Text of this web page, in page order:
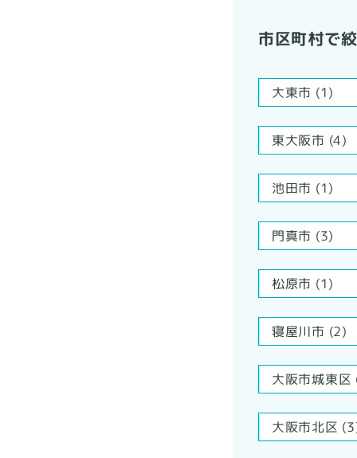
市区町村で
大東市 (1)
東大阪市 (4)
池田市 (1)
門真市 (3)
松原市 (1)
寝屋川市 (2)
大阪市城東区
大阪市北区